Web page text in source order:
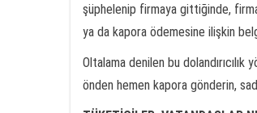
şüphelenip firmaya gittiğinde,
ya da kapora ödemesine ilişkin
Oltalama denilen bu
önden hemen kapora gönderin,